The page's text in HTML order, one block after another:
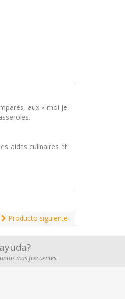
aux « moi je
aides culinaires et
Producto siguiente
más frecuentes.